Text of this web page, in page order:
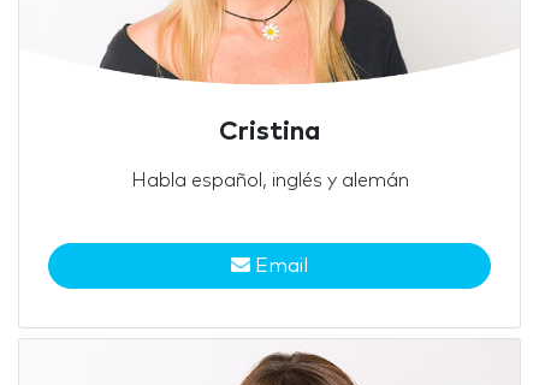
Cristina
Habla español, inglés y alemán
Email